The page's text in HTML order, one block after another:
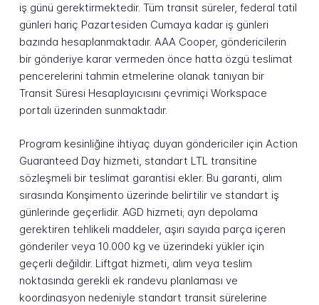
iş günü gerektirmektedir. Tüm transit süreler, federal tatil
günleri hariç Pazartesiden Cumaya kadar iş günleri
bazında hesaplanmaktadır. AAA Cooper, göndericilerin
bir gönderiye karar vermeden önce hatta özgü teslimat
pencerelerini tahmin etmelerine olanak tanıyan bir
Transit Süresi Hesaplayıcısını çevrimiçi Workspace
portalı üzerinden sunmaktadır.
Program kesinliğine ihtiyaç duyan göndericiler için Action
Guaranteed Day hizmeti, standart LTL transitine
sözleşmeli bir teslimat garantisi ekler. Bu garanti, alım
sırasında Konşimento üzerinde belirtilir ve standart iş
günlerinde geçerlidir. AGD hizmeti; ayrı depolama
gerektiren tehlikeli maddeler, aşırı sayıda parça içeren
gönderiler veya 10.000 kg ve üzerindeki yükler için
geçerli değildir. Liftgat hizmeti, alım veya teslim
noktasında gerekli ek randevu planlaması ve
koordinasyon nedeniyle standart transit sürelerine